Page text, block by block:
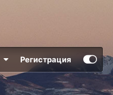
Регистрация